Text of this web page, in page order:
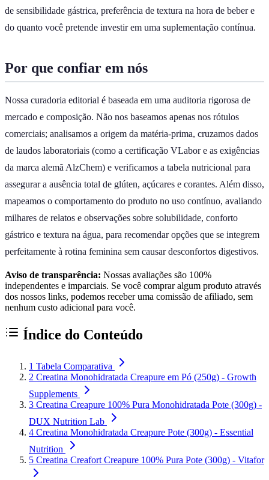
de sensibilidade gástrica, preferência de textura na hora de beber e
do quanto você pretende investir em uma suplementação contínua.
Por que confiar em nós
Nossa curadoria editorial é baseada em uma auditoria rigorosa de
mercado e composição. Não nos baseamos apenas nos rótulos
comerciais; analisamos a origem da matéria-prima, cruzamos dados
de laudos laboratoriais (como a certificação VLabor e as exigências
da marca alemã AlzChem) e verificamos a tabela nutricional para
assegurar a ausência total de glúten, açúcares e corantes. Além disso,
mapeamos o comportamento do produto no uso contínuo, avaliando
milhares de relatos e observações sobre solubilidade, conforto
gástrico e textura na água, para recomendar opções que se integrem
perfeitamente à rotina feminina sem causar desconfortos digestivos.
Aviso de transparência: Nossas avaliações são 100%
independentes e imparciais. Se você comprar algum produto através
dos nossos links, podemos receber uma comissão de afiliado, sem
nenhum custo adicional para você.
Índice do Conteúdo
1 Tabela Comparativa
2 Creatina Monohidratada Creapure em Pó (250g) - Growth
Supplements
3 Creatina Creapure 100% Pura Monohidratada Pote (300g) -
DUX Nutrition Lab
4 Creatina Monohidratada Creapure Pote (300g) - Essential
Nutrition
5 Creatina Creafort Creapure 100% Pura Pote (300g) - Vitafor